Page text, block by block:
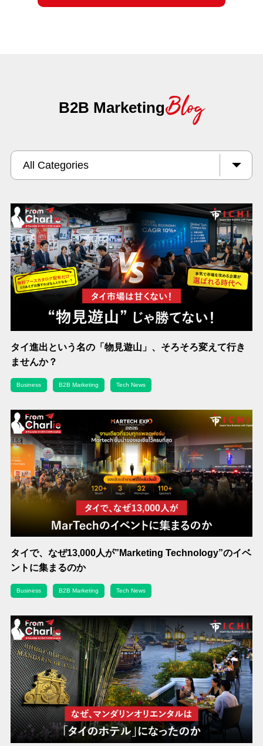
B2B MarketingBlog
タイ進出という名の「物見遊山」、そろそろ変えて行き
ませんか？
Business B2B Marketing Tech News
タイで、なぜ13,000人が”Marketing Technology”のイベ
ントに集まるのか
Business B2B Marketing Tech News